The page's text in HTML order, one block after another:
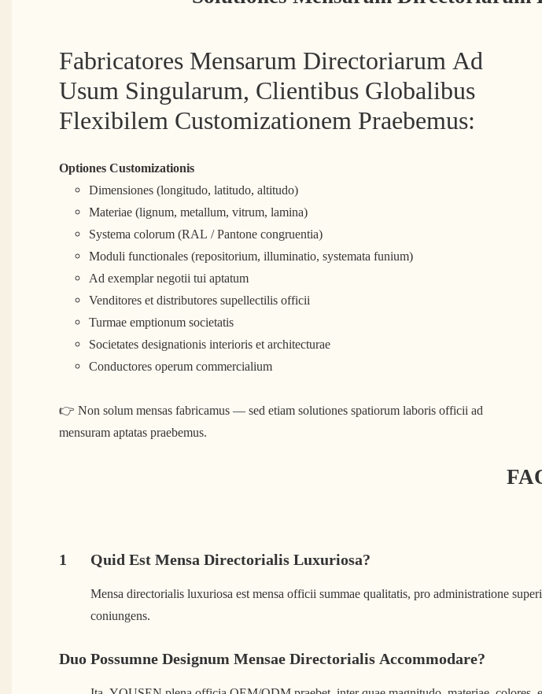
Fabricatores Mensarum Directoriarum Ad
Usum Singularum, Clientibus Globalibus
Flexibilem Customizationem Praebemus:
Optiones Customizationis
Dimensiones (longitudo, latitudo, altitudo)
Materiae (lignum, metallum, vitrum, lamina)
Systema colorum (RAL / Pantone congruentia)
Moduli functionales (repositorium, illuminatio, systemata funium)
Ad exemplar negotii tui aptatum
Venditores et distributores supellectilis officii
Turmae emptionum societatis
Societates designationis interioris et architecturae
Conductores operum commercialium
👉 Non solum mensas fabricamus — sed etiam solutiones spatiorum laboris officii ad
mensuram aptatas praebemus.
1 Quid Est Mensa Directorialis Luxuriosa?
Mensa directorialis luxuriosa est mensa officii summae qualitatis, pro administratione
coniungens.
Duo Possumne Designum Mensae Directorialis Accommodare?